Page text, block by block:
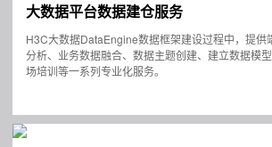
大数据平台数据建仓服务
H3C大数据DataEngine数据框架建设过程中，提供
分析、业务数据融合、数据主题创建、建立数据模
场培训等一系列专业化服务。